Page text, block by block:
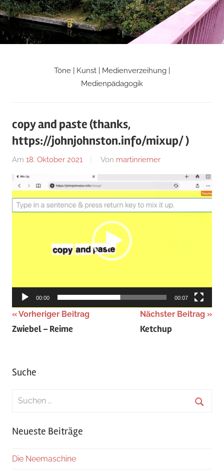
Zum
Inhalt
springen
Martin
Blog
Töne | Kunst | Medienverzeihung |
Medienpädagogik
copy and paste (thanks,
https://johnjohnston.info/mixup/ )
Am 18. Oktober 2021 Von martinriemer
Uncategorized
Video-
Player
00:00 00:07
Beitragsnavigation
Vorheriger Beitrag
Zwiebel – Reime
Nächster Beitrag
Ketchup
Suche
Suchen
Neueste Beiträge
Die Neemaschine